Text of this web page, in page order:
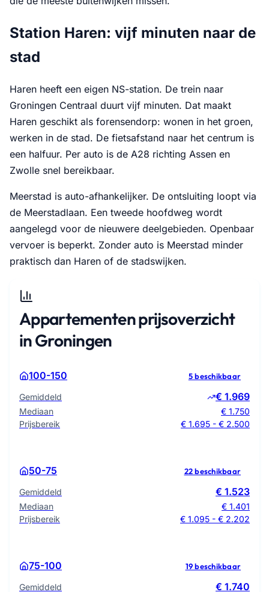
Station Haren: vijf minuten naar de
stad
Haren heeft een eigen NS-station. De trein naar
Groningen Centraal duurt vijf minuten. Dat maakt
Haren geschikt als forensendorp: wonen in het groen,
werken in de stad. De fietsafstand naar het centrum is
een halfuur. Per auto is de A28 richting Assen en
Zwolle snel bereikbaar.
Meerstad is auto-afhankelijker. De ontsluiting loopt via
de Meerstadlaan. Een tweede hoofdweg wordt
aangelegd voor de nieuwere deelgebieden. Openbaar
vervoer is beperkt. Zonder auto is Meerstad minder
praktisch dan Haren of de stadswijken.
Appartementen prijsoverzicht
in Groningen
100-150 5 beschikbaar
Gemiddeld € 1.969
Mediaan
€ 1.750
Prijsbereik
€ 1.695 - € 2.500
50-75 22 beschikbaar
Gemiddeld € 1.523
Mediaan
€ 1.401
Prijsbereik
€ 1.095 - € 2.202
75-100 19 beschikbaar
Gemiddeld € 1.740